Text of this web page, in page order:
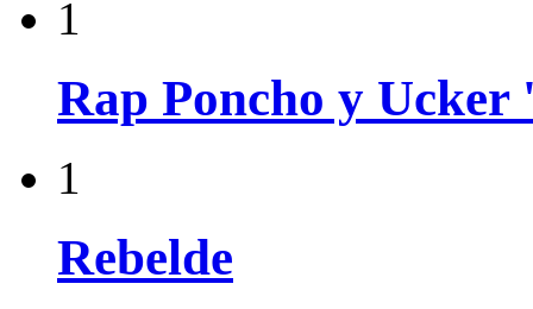
1
Rap Poncho y Ucker
1
Rebelde